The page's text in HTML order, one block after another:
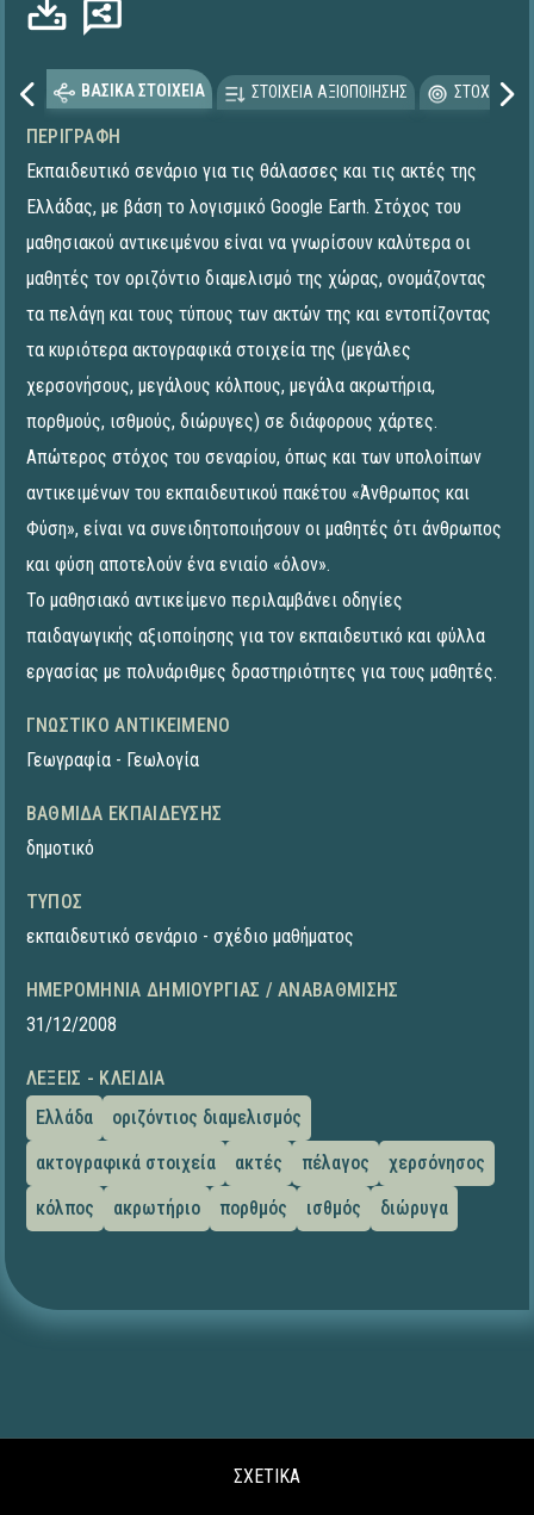
ΒΑΣΙΚΑ ΣΤΟΙΧΕΙΑ ΣΤΟΙΧΕΙΑ ΑΞΙΟΠΟΙΗΣΗΣ
ΠΕΡΙΓΡΑΦΉ
Εκπαιδευτικό σενάριο για τις θάλασσες και τις ακτές της
Ελλάδας, με βάση το λογισμικό Google Earth. Στόχος του
μαθησιακού αντικειμένου είναι να γνωρίσουν καλύτερα οι
μαθητές τον οριζόντιο διαμελισμό της χώρας, ονομάζοντας
τα πελάγη και τους τύπους των ακτών της και εντοπίζοντας
τα κυριότερα ακτογραφικά στοιχεία της (μεγάλες
χερσονήσους, μεγάλους κόλπους, μεγάλα ακρωτήρια,
πορθμούς, ισθμούς, διώρυγες) σε διάφορους χάρτες.
Απώτερος στόχος του σεναρίου, όπως και των υπολοίπων
αντικειμένων του εκπαιδευτικού πακέτου «Άνθρωπος και
Φύση», είναι να συνειδητοποιήσουν οι μαθητές ότι άνθρωπος
και φύση αποτελούν ένα ενιαίο «όλον».
Το μαθησιακό αντικείμενο περιλαμβάνει οδηγίες
παιδαγωγικής αξιοποίησης για τον εκπαιδευτικό και φύλλα
εργασίας με πολυάριθμες δραστηριότητες για τους μαθητές.
ΓΝΩΣΤΙΚΌ ΑΝΤΙΚΕΊΜΕΝΟ
Γεωγραφία - Γεωλογία
ΒΑΘΜΊΔΑ ΕΚΠΑΊΔΕΥΣΗΣ
δημοτικό
ΤΎΠΟΣ
εκπαιδευτικό σενάριο - σχέδιο μαθήματος
ΗΜΕΡΟΜΗΝΊΑ ΔΗΜΙΟΥΡΓΊΑΣ / ΑΝΑΒΆΘΜΙΣΗΣ
31/12/2008
ΛΈΞΕΙΣ - ΚΛΕΙΔΙΆ
Ελλάδα
οριζόντιος διαμελισμός
ακτογραφικά στοιχεία
ακτές πέλαγος
χερσόνησος
κόλπος
ακρωτήριο πορθμός ισθμός διώρυγα
ΣΧΕΤΙΚΑ